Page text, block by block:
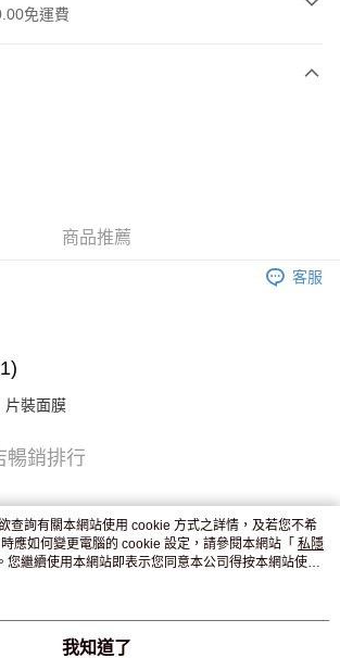
免運費
單確認後2-4個工作天到店，7天內取。逾期後
商品推薦
客服
片裝面膜
暢銷排行
查詢有關本網站使用 cookie 方式之詳情，及若您不希
應如何變更電腦的 cookie 設定，請參閱本網站「 私隱
您繼續使用本網站即表示您同意本公司得按本網站使用
cookie。
我知道了